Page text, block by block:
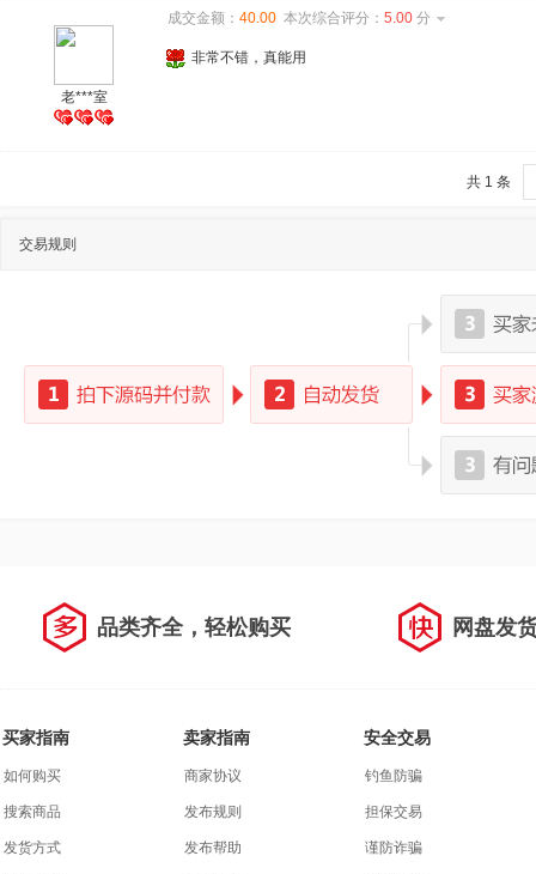
老***室
成交金额： 40.00 本次综合评分： 5.00 分
非常不错，真能用
共 1 条
交易规则
品类齐全，轻松购买 网盘发
买家指南
如何购买
搜索商品
发货方式
卖家指南
商家协议
发布规则
发布帮助
安全交易
钓鱼防骗
担保交易
谨防诈骗